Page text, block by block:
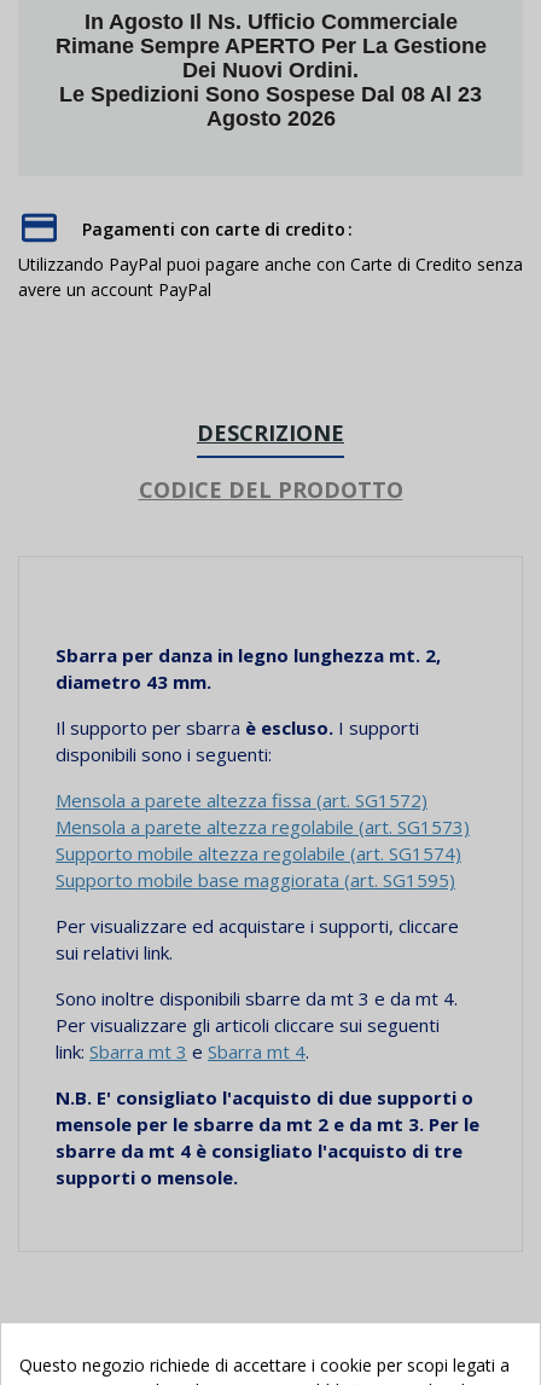
In Agosto Il Ns. Ufficio Commerciale
Rimane Sempre APERTO Per La Gestione
Dei Nuovi Ordini.
Le Spedizioni Sono Sospese Dal 08 Al 23
Agosto 2026
Pagamenti con carte di credito
Utilizzando PayPal puoi pagare anche con Carte di Credito senza
avere un account PayPal
DESCRIZIONE
CODICE DEL PRODOTTO
Sbarra per danza in legno lunghezza mt. 2,
diametro 43 mm.
Il supporto per sbarra è escluso. I supporti
disponibili sono i seguenti:
Mensola a parete altezza fissa (art. SG1572)
Mensola a parete altezza regolabile (art. SG1573)
Supporto mobile altezza regolabile (art. SG1574)
Supporto mobile base maggiorata (art. SG1595)
Per visualizzare ed acquistare i supporti, cliccare
sui relativi link.
Sono inoltre disponibili sbarre da mt 3 e da mt 4.
Per visualizzare gli articoli cliccare sui seguenti
link: Sbarra mt 3 e Sbarra mt 4.
N.B. E' consigliato l'acquisto di due supporti o
mensole per le sbarre da mt 2 e da mt 3. Per le
sbarre da mt 4 è consigliato l'acquisto di tre
supporti o mensole.
Questo negozio richiede di accettare i cookie per scopi legati a